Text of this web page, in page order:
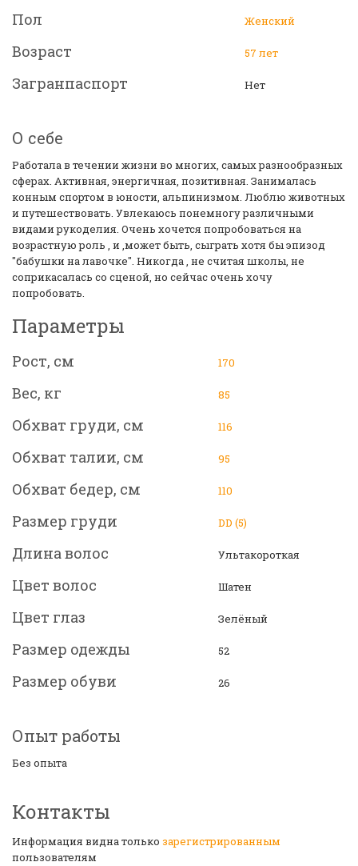
Пол Женский
Возраст 57 лет
Загранпаспорт Нет
О себе
Работала в течении жизни во многих, самых разнообразных
сферах. Активная, энергичная, позитивная. Занималась
конным спортом в юности, альпинизмом. Люблю животных
и путешествовать. Увлекаюсь понемногу различными
видами рукоделия. Очень хочется попробоваться на
возрастную роль , и ,может быть, сыграть хотя бы эпизод
"бабушки на лавочке". Никогда , не считая школы, не
соприкасалась со сценой, но сейчас очень хочу
попробовать.
Параметры
Рост, см 170
Вес, кг 85
Обхват груди, см 116
Обхват талии, см 95
Обхват бедер, см 110
Размер груди DD (5)
Длина волос Ультакороткая
Цвет волос Шатен
Цвет глаз Зелёный
Размер одежды 52
Размер обуви 26
Опыт работы
Без опыта
Контакты
Информация видна только зарегистрированным
пользователям